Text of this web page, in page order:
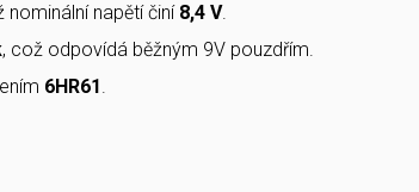
nominální napětí činí 8,4 V.
, což odpovídá běžným 9V pouzdřím.
6HR61.